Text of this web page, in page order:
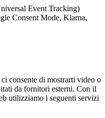
Event Tracking)
Consent Mode, Klarna,
consente di mostrarti video o
da fornitori esterni. Con il
utilizziamo i seguenti servizi